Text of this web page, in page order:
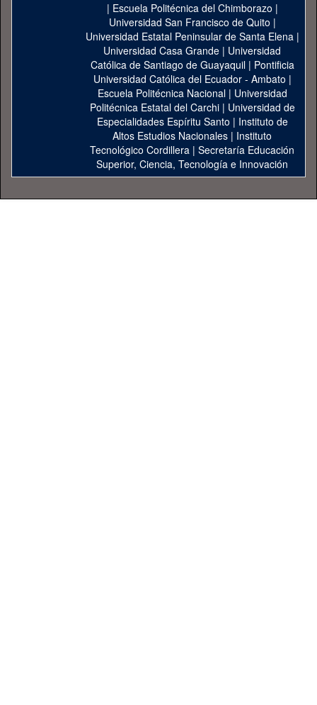
| Escuela Politécnica del Chimborazo |
Universidad San Francisco de Quito |
Universidad Estatal Peninsular de Santa Elena|
Universidad Casa Grande | Universidad
Católica de Santiago de Guayaquil| Pontificia
Universidad Católica del Ecuador - Ambato |
Escuela Politécnica Nacional| Universidad
Politécnica Estatal del Carchi| Universidad de
Especialidades Espíritu Santo | Instituto de
Altos Estudios Nacionales | Instituto
Tecnológico Cordillera | Secretaría Educación
Superior, Ciencia, Tecnología e Innovación